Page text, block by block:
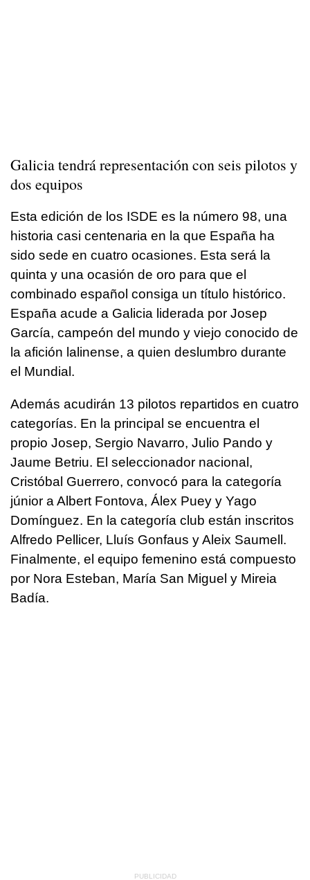
Galicia tendrá representación con seis pilotos y
dos equipos
Esta edición de los ISDE es la número 98, una
historia casi centenaria en la que España ha
sido sede en cuatro ocasiones. Esta será la
quinta y una ocasión de oro para que el
combinado español consiga un título histórico.
España acude a Galicia liderada por Josep
García, campeón del mundo y viejo conocido de
la afición lalinense, a quien deslumbro durante
el Mundial.
Además acudirán 13 pilotos repartidos en cuatro
categorías. En la principal se encuentra el
propio Josep, Sergio Navarro, Julio Pando y
Jaume Betriu. El seleccionador nacional,
Cristóbal Guerrero, convocó para la categoría
júnior a Albert Fontova, Álex Puey y Yago
Domínguez. En la categoría club están inscritos
Alfredo Pellicer, Lluís Gonfaus y Aleix Saumell.
Finalmente, el equipo femenino está compuesto
por Nora Esteban, María San Miguel y Mireia
Badía.